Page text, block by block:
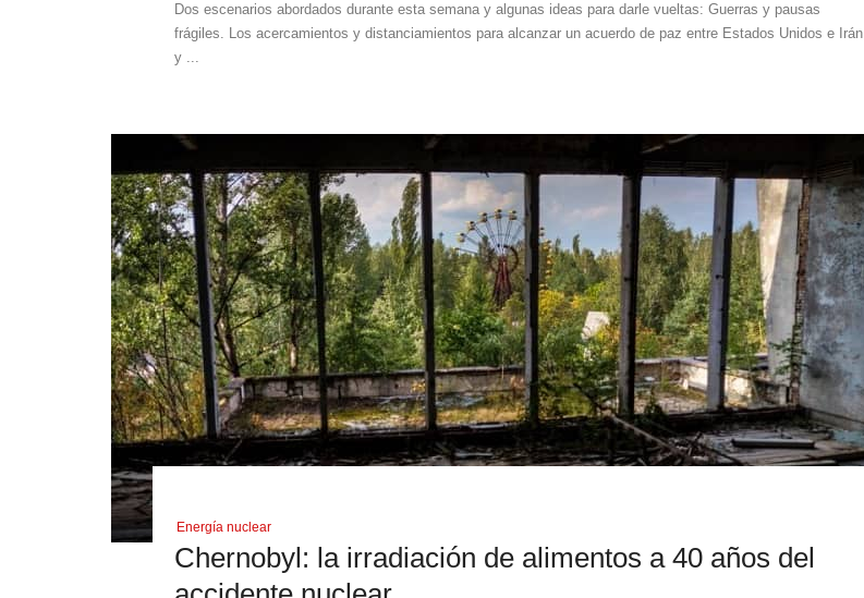
Dos escenarios abordados durante esta semana y algunas ideas para darle vueltas: Guerras y pausas
frágiles. Los acercamientos y distanciamientos para alcanzar un acuerdo de paz entre Estados Unidos e Irán
y ...
Energía nuclear
Chernobyl: la irradiación de alimentos a 40 años del